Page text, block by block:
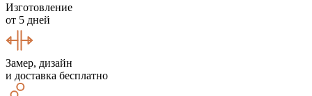
Изготовление
от 5 дней
Замер, дизайн
и доставка бесплатно